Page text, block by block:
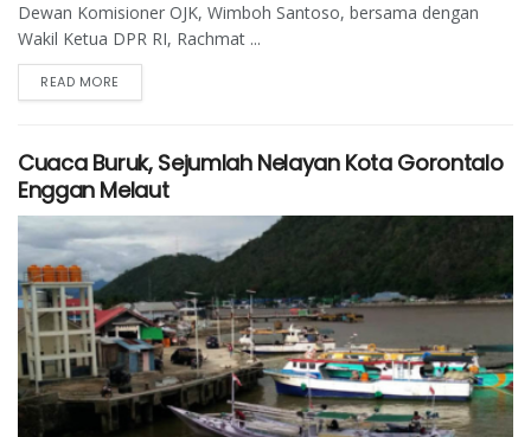
Dewan Komisioner OJK, Wimboh Santoso, bersama dengan
Wakil Ketua DPR RI, Rachmat ...
READ MORE
Cuaca Buruk, Sejumlah Nelayan Kota Gorontalo
Enggan Melaut